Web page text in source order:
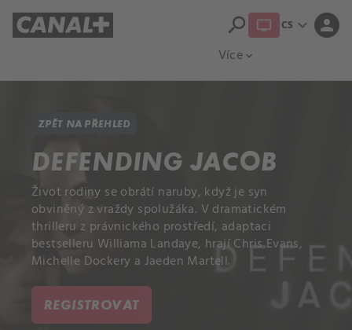
Více expand_more
search CS expand_more person
ZPĚT NA PŘEHLED
DEFENDING JACOB
Život rodiny se obrátí naruby, když je syn
obviněný z vraždy spolužáka. V dramatickém
thrilleru z právnického prostředí, adaptaci
bestselleru Williama Landaye, hrají Chris Evans,
Michelle Dockery a Jaeden Martell.
REGISTROVAT